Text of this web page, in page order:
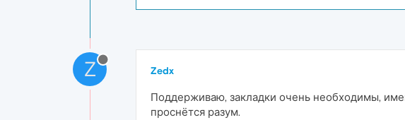
Z Zedx
Поддерживаю, закладки очень необходимы,
проснётся разум.